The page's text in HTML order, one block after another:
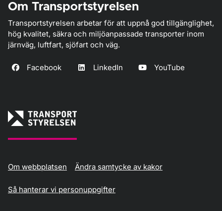
Om Transportstyrelsen
Transportstyrelsen arbetar för att uppnå god tillgänglighet,
hög kvalitet, säkra och miljöanpassade transporter inom
järnväg, luftfart, sjöfart och väg.
Facebook LinkedIn YouTube
Om webbplatsen Ändra samtycke av kakor
Så hanterar vi personuppgifter